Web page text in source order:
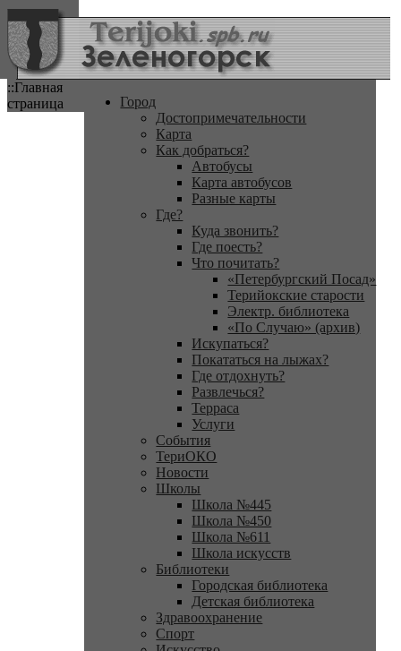
::Главная
страница
Город
Достопримечательности
Карта
Как добраться?
Автобусы
Карта автобусов
Разные карты
Где?
Куда звонить?
Где поесть?
Что почитать?
«Петербургский Посад»
Терийокские старости
Электр. библиотека
«По Случаю» (архив)
Искупаться?
Покататься на лыжах?
Где отдохнуть?
Развлечься?
Терраса
Услуги
События
ТериОКО
Новости
Школы
Школа №445
Школа №450
Школа №611
Школа искусств
Библиотеки
Городская библиотека
Детская библиотека
Здравоохранение
Спорт